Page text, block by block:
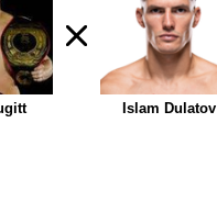
Islam Dulatov